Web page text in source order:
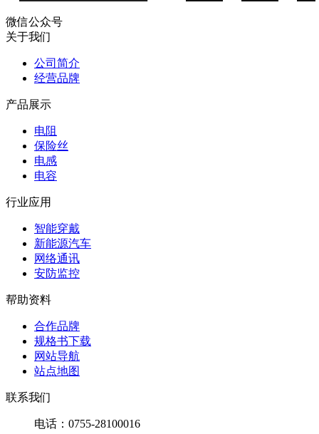
微信公众号
关于我们
公司简介
经营品牌
产品展示
电阻
保险丝
电感
电容
行业应用
智能穿戴
新能源汽车
网络通讯
安防监控
帮助资料
合作品牌
规格书下载
网站导航
站点地图
联系我们
电话：0755-28100016